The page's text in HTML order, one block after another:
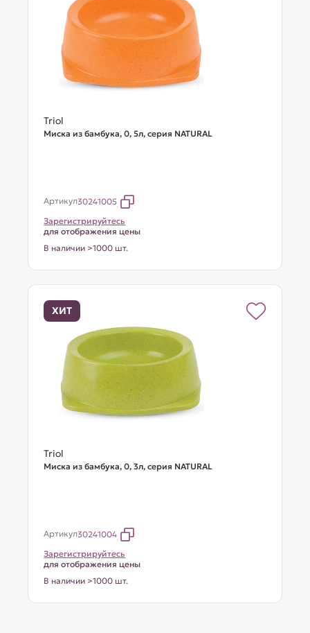
Triol
Миска из бамбука, 0, 5л, серия NATURAL
Артикул30241005
Зарегистрируйтесь
для отображения цены
В наличии >1000 шт.
ХИТ
Triol
Миска из бамбука, 0, 3л, серия NATURAL
Артикул30241004
Зарегистрируйтесь
для отображения цены
В наличии >1000 шт.